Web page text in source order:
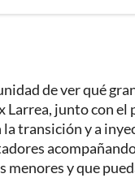
de ver qué
junto con
transición y a
y que